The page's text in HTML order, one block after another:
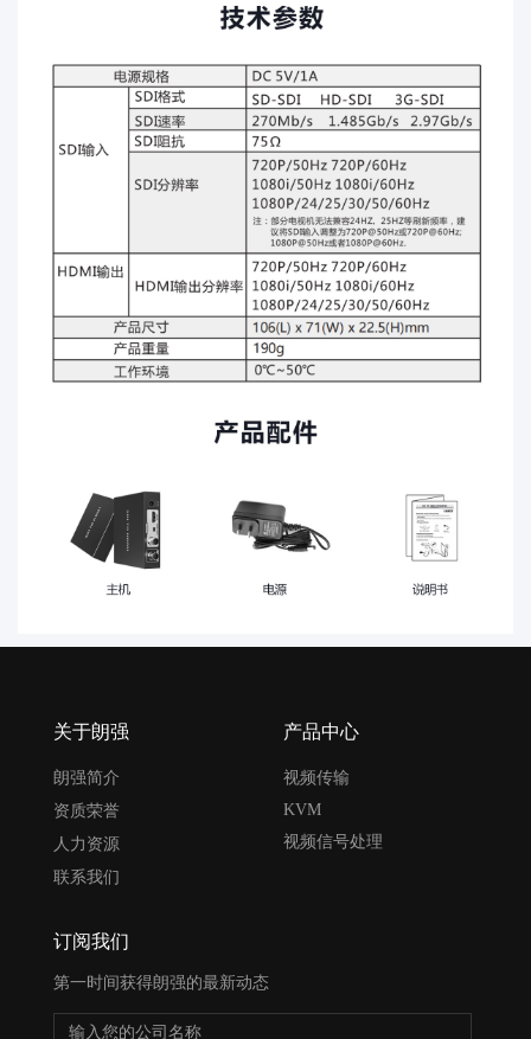
关于朗强
朗强简介
资质荣誉
人力资源
联系我们
产品中心
视频传输
KVM
视频信号处理
订阅我们
第一时间获得朗强的最新动态